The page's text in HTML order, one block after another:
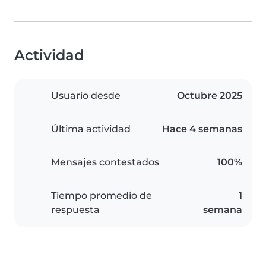
Actividad
Usuario desde Octubre 2025
Última actividad Hace 4 semanas
Mensajes contestados 100%
Tiempo promedio de
respuesta
1
semana